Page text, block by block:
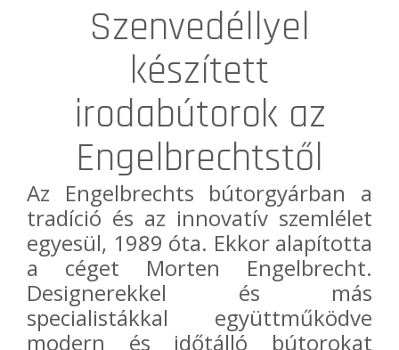
Szenvedéllyel
készített
irodabútorok az
Engelbrechtstől
Az Engelbrechts bútorgyárban a
tradíció és az innovatív szemlélet
egyesül, 1989 óta. Ekkor alapította
a céget Morten Engelbrecht.
Designerekkel és más
specialistákkal együttműködve
modern és időtálló bútorokat